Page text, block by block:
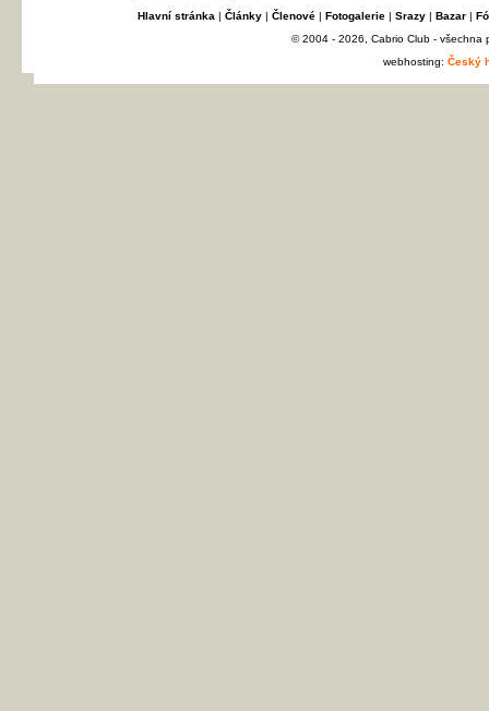
Hlavní stránka | Články| Členové| Fotogalerie| Srazy| Bazar|
© 2004 - 2026, Cabrio Club - všechna
webhosting: Český